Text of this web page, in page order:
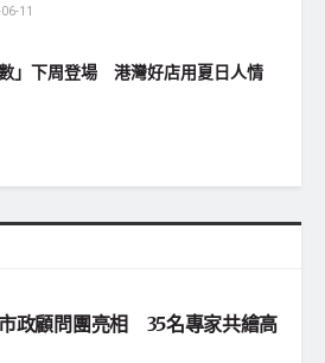
11
」下周登場 港灣好店用夏日人情
政顧問團亮相 35名專家共繪高